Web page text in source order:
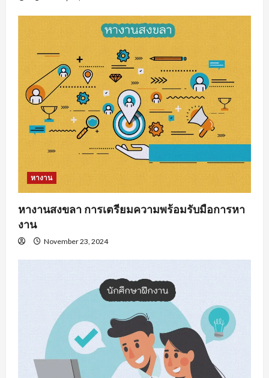
หางาน
หางานสงขลา การเตรียมความพร้อมรับมือการหา
งาน
November 23, 2024